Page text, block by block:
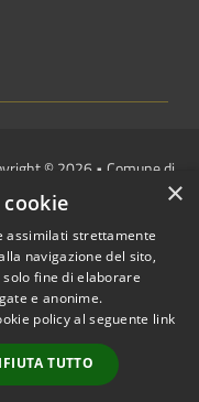
© 2026 • Comune di
Villongo • Powered by
redazione
×
assimilati strettamente
navigazione del sito,
fine di elaborare
e anonime.
policy al seguente link
TUTTO